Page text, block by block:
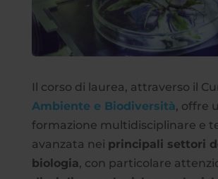
Il corso di laurea, attraverso il
Ambiente e Biodiversità, offre
formazione multidisciplinare e
avanzata nei principali settori
biologia, con particolare